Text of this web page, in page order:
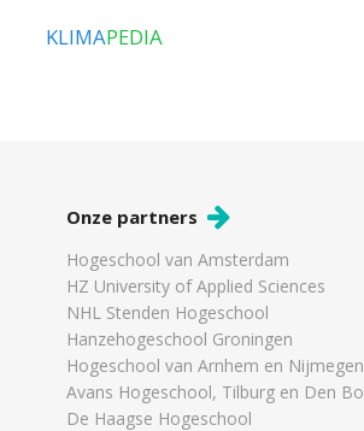
KLIMAPEDIA
Onze partners
Hogeschool van Amsterdam
HZ University of Applied Sciences
NHL Stenden Hogeschool
Hanzehogeschool Groningen
Hogeschool van Arnhem en Nijmegen
Avans Hogeschool, Tilburg en Den
De Haagse Hogeschool